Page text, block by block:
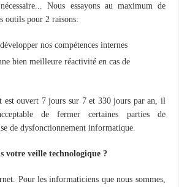
Nous essayons au maximum de
outils pour 2 raisons:
nos compétences internes
bien meilleure réactivité en cas de
est ouvert 7 jours sur 7 et 330 jours par an, il
de fermer certaines parties de
de dysfonctionnement informatique.
votre veille technologique ?
Pour les informaticiens que nous sommes,